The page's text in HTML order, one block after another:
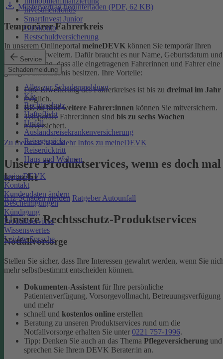
Investmentfonds
SmartInvest Junior
Girokonto
Restschuldversicherung
Service
Schadenmeldung
Alles zur Schadenmeldung
Kfz
Rechtsschutz
Haftpflicht
Unfall
Auslandsreisekrankenversicherung
Reisegepäck
Reiserücktritt
Haus und Wohnen
meineDEVK
Kontakt
Kundendaten ändern
Bescheinigungen
Kündigung
Produktservices
Wissenswertes
Leichte Sprache
Mustervertrag herunterladen (PDF, 62 KB)
Temporärer Fahrerkreis
In unserem Onlineportal meineDEVK können Sie temporär Ihren
Fahrerkreis erweitern. Dafür braucht es nur Name, Geburtsdatum und
die Bestätigung, dass alle eingetragenen Fahrerinnen und Fahrer eine
gültige Fahrerlaubnis besitzen. Ihre Vorteile:
Eine Erweiterung des Fahrerkreises ist bis zu dreimal im Jahr
möglich.
Bis zu fünf weitere Fahrer:innen können Sie mitversichern.
Temporäre Fahrer:innen sind bis zu sechs Wochen
mitversichert.
Zu meineDEVK Mehr Infos zu meineDEVK
Unsere Produktservices, wenn es doch mal
kracht
Kfz-Schaden melden Ratgeber Autounfall
Unsere Rechtsschutz-Produktservices
Notfallvorsorge
Stellen Sie sicher, dass Ihre Interessen gewahrt werden, wenn Sie
mehr selbstbestimmt entscheiden können.
Dokumenten-Assistent für Ihre persönliche
Patientenverfügung, Vorsorgevollmacht, Betreuungsverfügung
und mehr
schnell und kostenlos online erstellen
Beratung zu unseren Produktservices rund um die
Notfallvorsorge erhalten Sie unter 0221 757-1996.
Tipp: Denken Sie auch an das Thema Pflegeversicherung und
sprechen Sie Ihre:n DEVK Berater:in an.